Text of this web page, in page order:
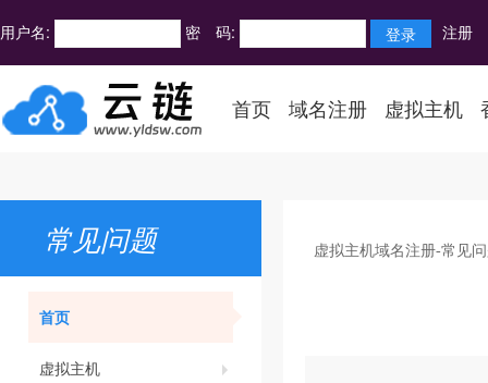
用户名: 密 码: 注册
首页 域名注册 虚拟主机
常见问题
首页
虚拟主机
虚拟主机域名注册-常见